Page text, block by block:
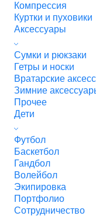
Компрессия
Куртки и пуховики
Аксессуары
Сумки и рюкзаки
Гетры и носки
Вратарские
Зимние
Прочее
Дети
Футбол
Баскетбол
Гандбол
Волейбол
Экипировка
Портфолио
Сотрудничество